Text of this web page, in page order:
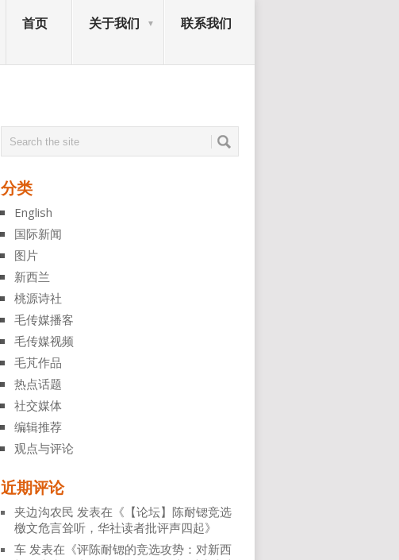
首页 关于我们 联系我们
分类
English
国际新闻
图片
新西兰
桃源诗社
毛传媒播客
毛传媒视频
毛芃作品
热点话题
社交媒体
编辑推荐
观点与评论
近期评论
夹边沟农民 发表在《 【论坛】陈耐锶竞选
檄文危言耸听，华社读者批评声四起》
车 发表在《评陈耐锶的竞选攻势：对新西